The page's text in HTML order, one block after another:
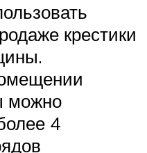
крестики
можно
4